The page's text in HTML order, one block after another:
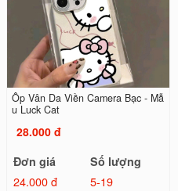
Ốp Vân Da Viền Camera Bạc - Mẫ
u Luck Cat
28.000 đ
Đơn giá
Số lượng
24.000 đ
5-19